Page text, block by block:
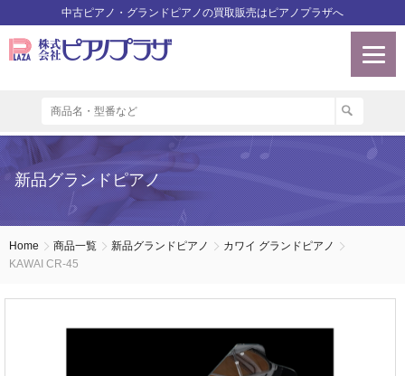
中古ピアノ・グランドピアノの買取販売はピアノプラザへ
新品グランドピアノ
Home 商品一覧 新品グランドピアノ
カワイ グランドピアノ
KAWAI CR-45